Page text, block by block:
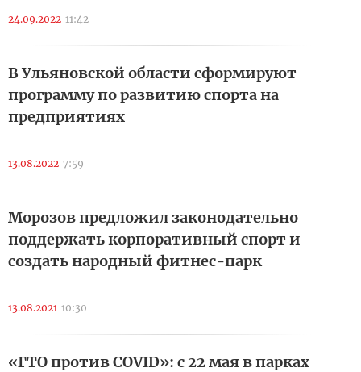
24.09.2022 11:42
В Ульяновской области сформируют
программу по развитию спорта на
предприятиях
13.08.2022 7:59
Морозов предложил законодательно
поддержать корпоративный спорт и
создать народный фитнес-парк
13.08.2021 10:30
«ГТО против COVID»: с 22 мая в парках